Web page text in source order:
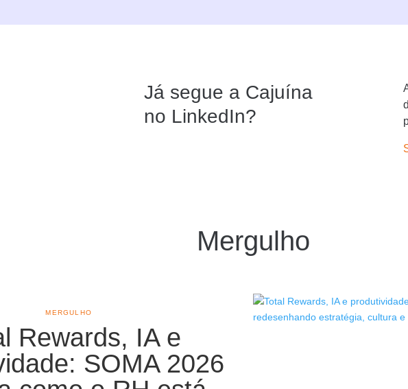
Já segue a Cajuína
no LinkedIn?
Mergulho
Rewards, IA e
SOMA 2026
MERGULHO